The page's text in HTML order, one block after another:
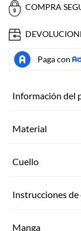
COMPRA
Información del
Material
Cuello
Instrucciones
Manga